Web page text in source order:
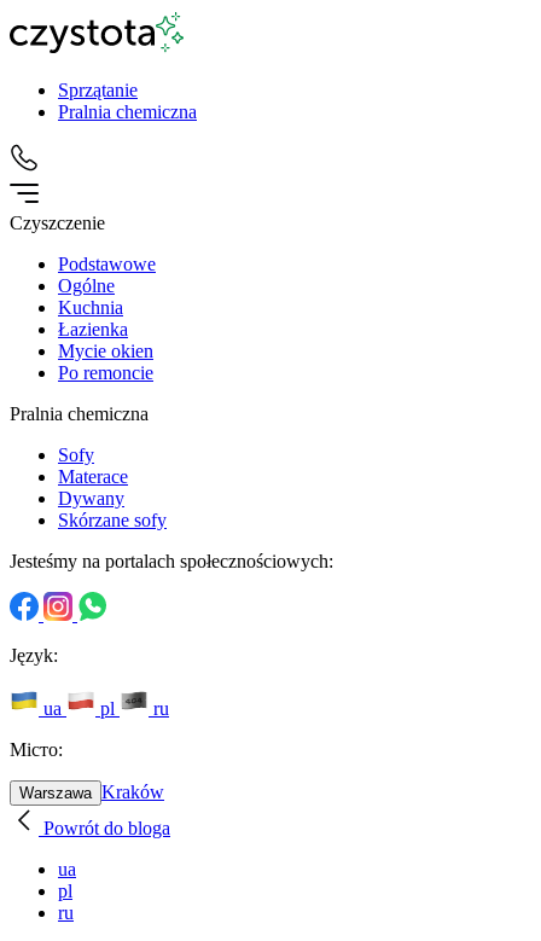
Sprzątanie
Pralnia chemiczna
Czyszczenie
Podstawowe
Ogólne
Kuchnia
Łazienka
Mycie okien
Po remoncie
Pralnia chemiczna
Sofy
Materace
Dywany
Skórzane sofy
Jesteśmy na portalach społecznościowych:
Język:
ua pl
ru
Місто:
Warszawa Kraków
Powrót do bloga
ua
pl
ru